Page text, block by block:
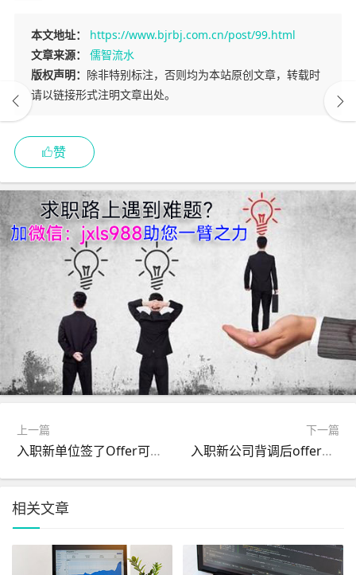
本文地址：
https://www.bjrbj.com.cn/post/99.html
文章来源：
儒智流水
版权声明： 除非特别标注，否则均为本站原创文章，转载时
请以链接形式注明文章出处。
赞
上一篇
入职新单位签了Offer可以不去吗？
下一篇
入职新公司背调后offer被取消几率大吗？
相关文章